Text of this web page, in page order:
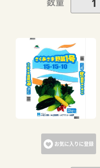
お気に入りに登録